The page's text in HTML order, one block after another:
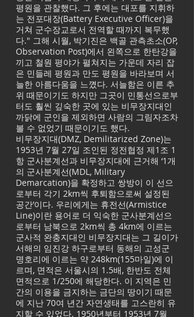
평원을 관찰했다. 그 후에는 대포를 지휘하
는 전포대장(Battery Executive Officer)을
거쳐 군수장교로서 전역할 때까지 복무했
다." 그해 시월, 박기진은 백골 관측초소(OP,
Observation Post)에서 왼쪽으로 한탄강을
끼고 철원 평야가 펼쳐지는 가운데 자리 잡
은 민들레 평원과 만도 평원을 바라보며 서
늘한 아름다움을 느꼈다. 서늘함은 이른 추
위 때문이기도 하지만 그곳이 민통선으로부
터도 훨씬 깊숙한 곳에 있는 비무장지대인
까닭에 군인을 제외하면 사람의 그림자조차
볼 수 없었기 때문이기도 했다.
비무장지대(DMZ, Demilitarized Zone)는
1953년 7월 27일 조인된 정전협정 제1조 1
항 군사분계선과 비무장지대에 근거해 ‘1개
의 군사분계선(MDL, Military
Demarcation)을 확정하고 쌍방이 이 선으
로부터 각기 2km씩 후퇴함으로써 설정된
공간’이다. 우리에게는 휴전선(Armistice
Line)이란 용어로 더 익숙한 군사분계선으
로부터 남북으로 2km씩 총 4km에 이르는
군사적 완충지대인 비무장지대는 그 길이가
서해의 임진강 하구로부터 동해의 고성군
명호리에 이르는 약 248km(155마일)에 이
르며, 면적은 서울시의 1.5배, 한반도 전체
면적으로 1/250에 해당한다. 이 지역은 민
간의 이용을 금지하는 금단의 땅이기 때문
에 지난 70여 년간 자연생태를 고스란히 유
지할 수 있었다. 1950년부터 1953년 7월